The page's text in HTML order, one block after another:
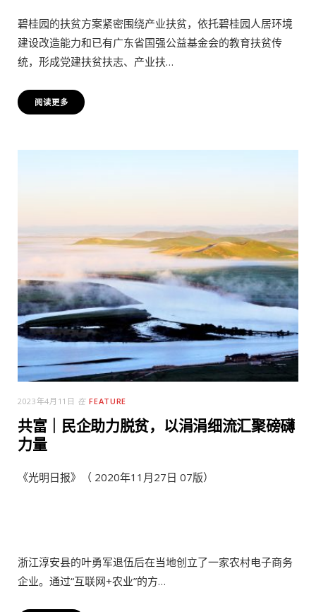
碧桂园的扶贫方案紧密围绕产业扶贫，依托碧桂园人居环境
建设改造能力和已有广东省国强公益基金会的教育扶贫传
统，形成党建扶贫扶志、产业扶…
阅读更多
2023年4月11日 在 FEATURE
共富｜民企助力脱贫，以涓涓细流汇聚磅礴
力量
《光明日报》（ 2020年11月27日 07版）
浙江淳安县的叶勇军退伍后在当地创立了一家农村电子商务
企业。通过“互联网+农业”的方…